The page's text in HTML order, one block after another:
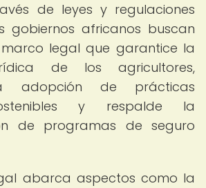
de leyes y regulaciones
gobiernos africanos buscan
legal que garantice la
de los agricultores,
adopción de prácticas
y respalde la
de programas de seguro
abarca aspectos como la